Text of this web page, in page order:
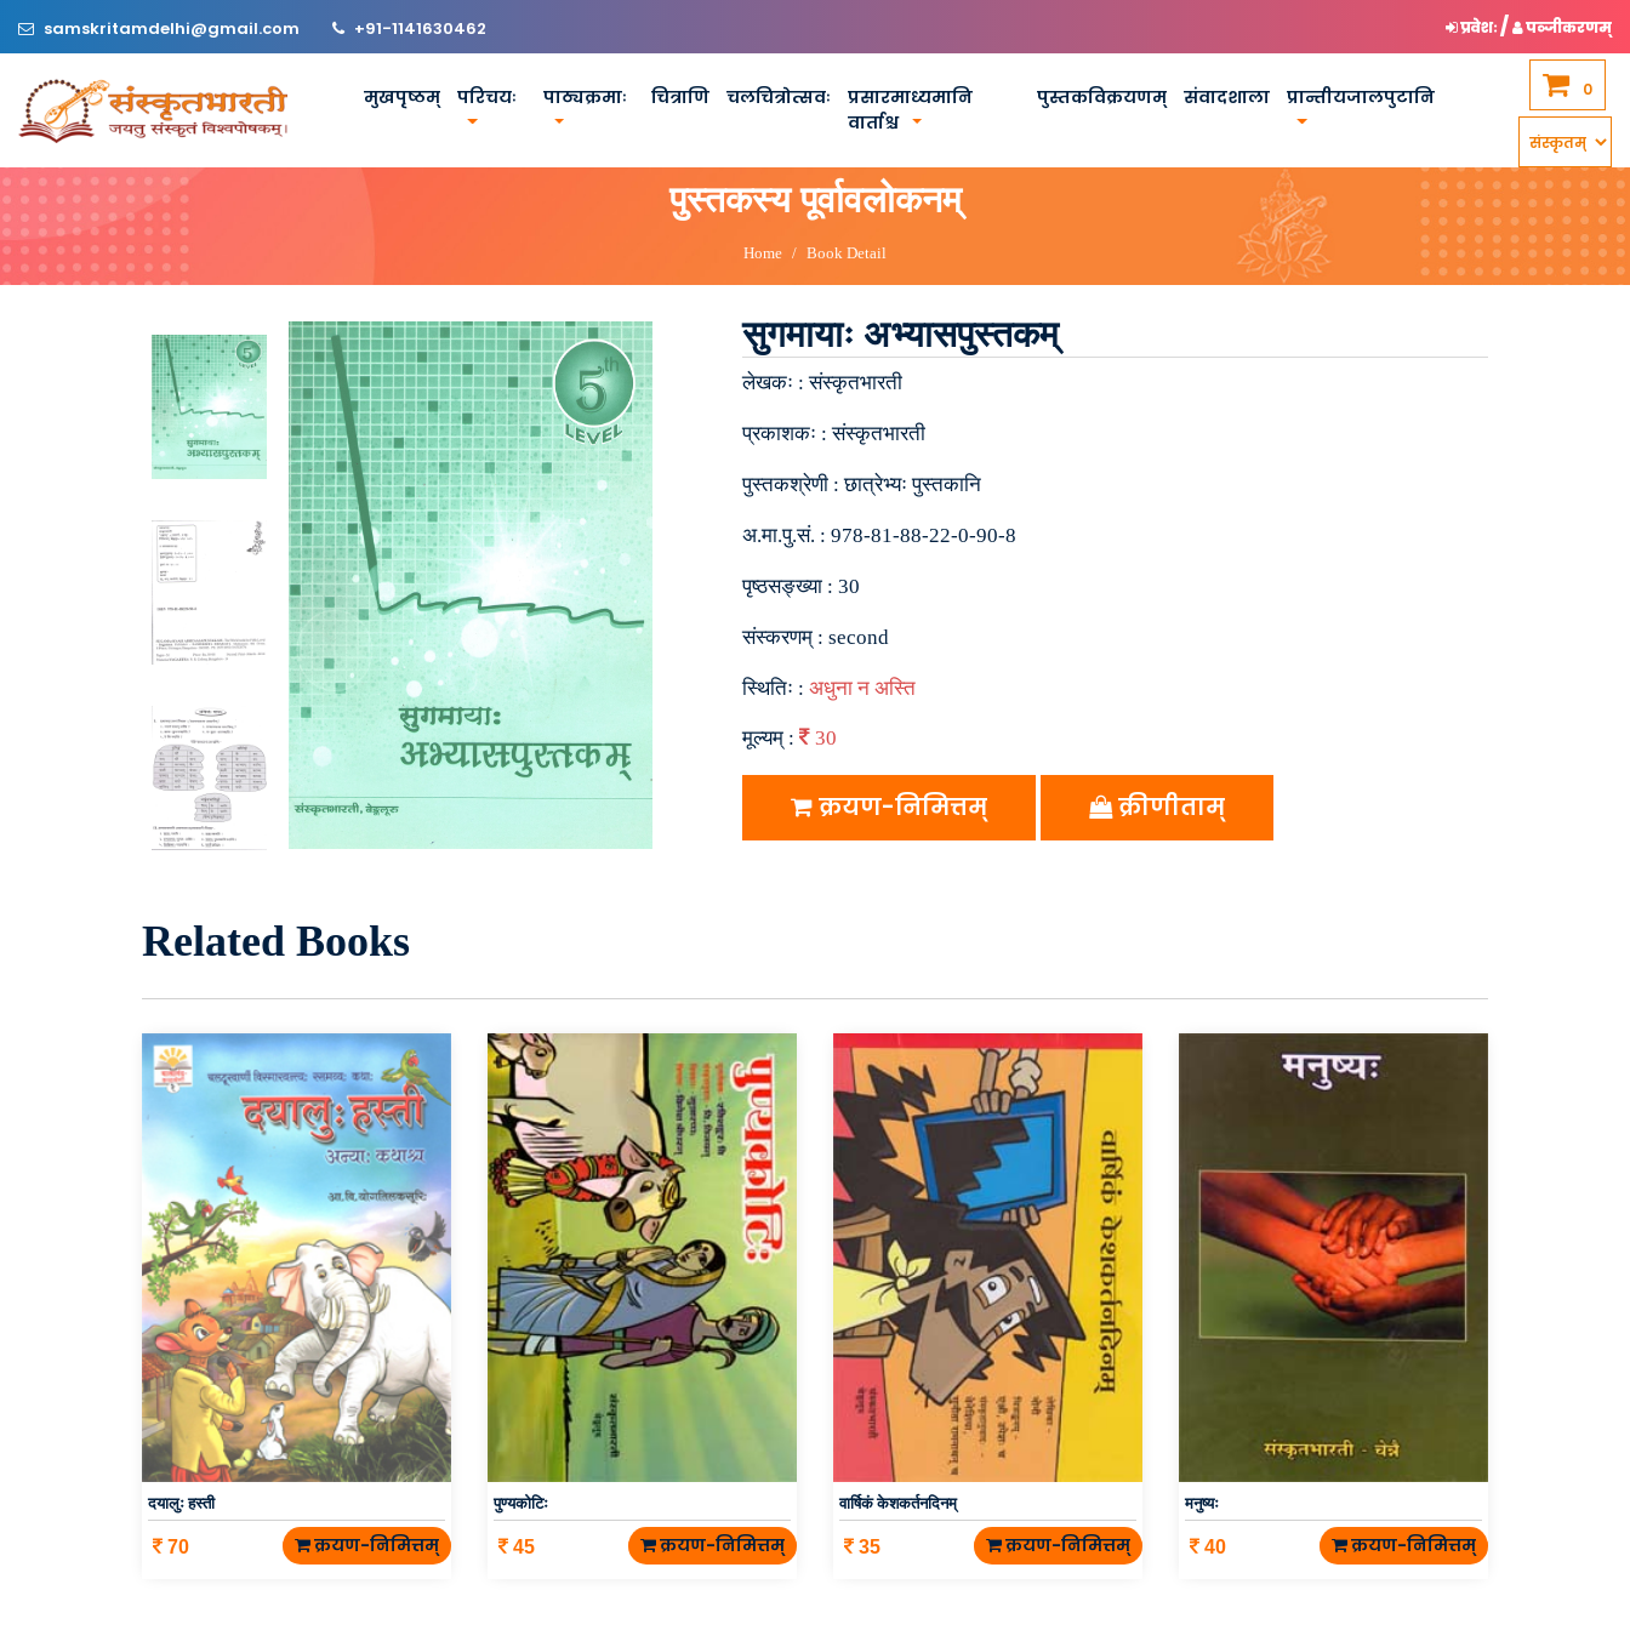
samskritamdelhi@gmail.com +91-1141630462 प्रवेशः/ पञ्जीकरणम्
मुखपृष्ठम् परिचयः पाठ्यक्रमाः चित्राणि चलचित्रोत्सवः
प्रसारमाध्यमानि
वार्ताश्च
पुस्तकविक्रयणम् संवादशाला प्रान्तीयजालपुटानि 0
पुस्तकस्य पूर्वावलोकनम्
Home Book Detail
सुगमायाः अभ्यासपुस्तकम्
लेखकः :संस्कृतभारती
प्रकाशकः :संस्कृतभारती
पुस्तकश्रेणी :छात्रेभ्यः पुस्तकानि
अ.मा.पु.सं. : 978-81-88-22-0-90-8
पृष्ठसङ्ख्या : 30
संस्करणम् : second
स्थितिः : अधुना न अस्ति
मूल्यम् : 30
क्रयण-निमित्तम् क्रीणीताम्
Related Books
दयालुः हस्ती
70 क्रयण-निमित्तम्
पुण्यकोटिः
45 क्रयण-निमित्तम्
वार्षिकं केशकर्तनदिनम्
35 क्रयण-निमित्तम्
मनुष्यः
40 क्रयण-निमित्तम्